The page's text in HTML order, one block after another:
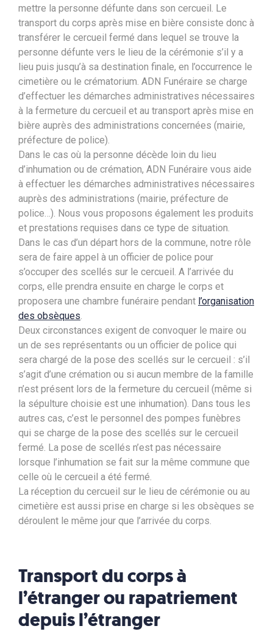
mettre la personne défunte dans son cercueil. Le
transport du corps après mise en bière consiste donc à
transférer le cercueil fermé dans lequel se trouve la
personne défunte vers le lieu de la cérémonie s’il y a
lieu puis jusqu’à sa destination finale, en l’occurrence le
cimetière ou le crématorium. ADN Funéraire se charge
d’effectuer les démarches administratives nécessaires
à la fermeture du cercueil et au transport après mise en
bière auprès des administrations concernées (mairie,
préfecture de police).
Dans le cas où la personne décède loin du lieu
d’inhumation ou de crémation, ADN Funéraire vous aide
à effectuer les démarches administratives nécessaires
auprès des administrations (mairie, préfecture de
police…). Nous vous proposons également les produits
et prestations requises dans ce type de situation.
Dans le cas d’un départ hors de la commune, notre rôle
sera de faire appel à un officier de police pour
s’occuper des scellés sur le cercueil. A l’arrivée du
corps, elle prendra ensuite en charge le corps et
proposera une chambre funéraire pendant l’organisation
des obsèques.
Deux circonstances exigent de convoquer le maire ou
un de ses représentants ou un officier de police qui
sera chargé de la pose des scellés sur le cercueil : s’il
s’agit d’une crémation ou si aucun membre de la famille
n’est présent lors de la fermeture du cercueil (même si
la sépulture choisie est une inhumation). Dans tous les
autres cas, c’est le personnel des pompes funèbres
qui se charge de la pose des scellés sur le cercueil
fermé. La pose de scellés n’est pas nécessaire
lorsque l’inhumation se fait sur la même commune que
celle où le cercueil a été fermé.
La réception du cercueil sur le lieu de cérémonie ou au
cimetière est aussi prise en charge si les obsèques se
déroulent le même jour que l’arrivée du corps.
Transport du corps à
l’étranger ou rapatriement
depuis l’étranger